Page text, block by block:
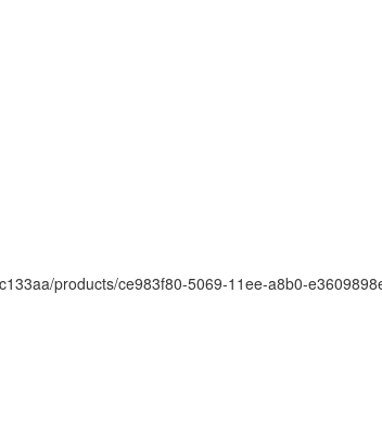
products/ce983f80-5069-11ee-a8b0-